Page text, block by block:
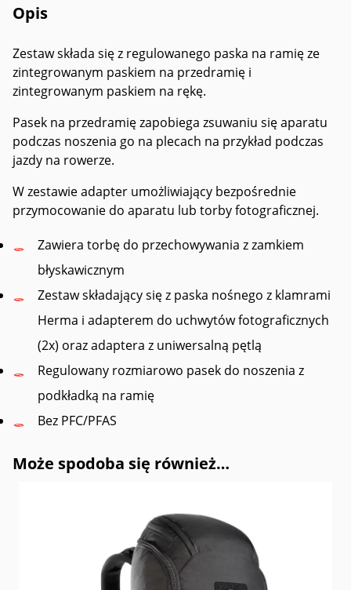
Opis
Zestaw składa się z regulowanego paska na ramię ze
zintegrowanym paskiem na przedramię i
zintegrowanym paskiem na rękę.
Pasek na przedramię zapobiega zsuwaniu się aparatu
podczas noszenia go na plecach na przykład podczas
jazdy na rowerze.
W zestawie adapter umożliwiający bezpośrednie
przymocowanie do aparatu lub torby fotograficznej.
Zawiera torbę do przechowywania z zamkiem
błyskawicznym
Zestaw składający się z paska nośnego z klamrami
Herma i adapterem do uchwytów fotograficznych
(2x) oraz adaptera z uniwersalną pętlą
Regulowany rozmiarowo pasek do noszenia z
podkładką na ramię
Bez PFC/PFAS
Może spodoba się również…